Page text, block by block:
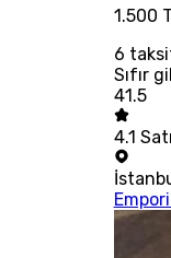
1.500
6
Sıfır
41.5
4.1